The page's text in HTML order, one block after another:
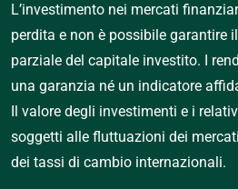
L’investimento nei mercati
perdita e non è possibile garantire
parziale del capitale investito. I
una garanzia né un indicatore
Il valore degli investimenti e i
soggetti alle fluttuazioni dei
dei tassi di cambio internazionali.